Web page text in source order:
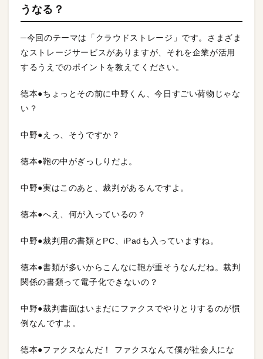
うなる？
─今回のテーマは「クラウドストレージ」です。さまざま
なストレージサービスがありますが、それを企業が活用
するうえでのポイントを教えてください。
徳本●ちょっとその前に中野くん、今日すごい荷物じゃな
い？
中野●えっ、そうですか？
徳本●鞄の中がぎっしりだよ。
中野●実はこのあと、裁判があるんですよ。
徳本●へえ、何が入っているの？
中野●裁判用の書類とPC、iPadも入っていますね。
徳本●書類が多いからこんなに鞄が重そうなんだね。裁判
関係の書類って電子化できないの？
中野●裁判書面はいまだにファクスでやりとりするのが慣
例なんですよ。
徳本●ファクスなんだ！ ファクスなんて僕が社会人にな